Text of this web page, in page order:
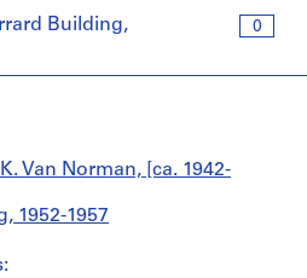
0
Building,
Van Norman, [ca. 1942-
1952-1957